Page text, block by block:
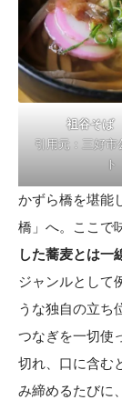
祖谷そば
引用元： 三好市
ト
かずら橋を堪能
橋」へ。ここで
した蕎麦とは一
ジャンルとして
うな独自の立ち
つなぎを一切使
切れ、口に含む
み締めるたびに